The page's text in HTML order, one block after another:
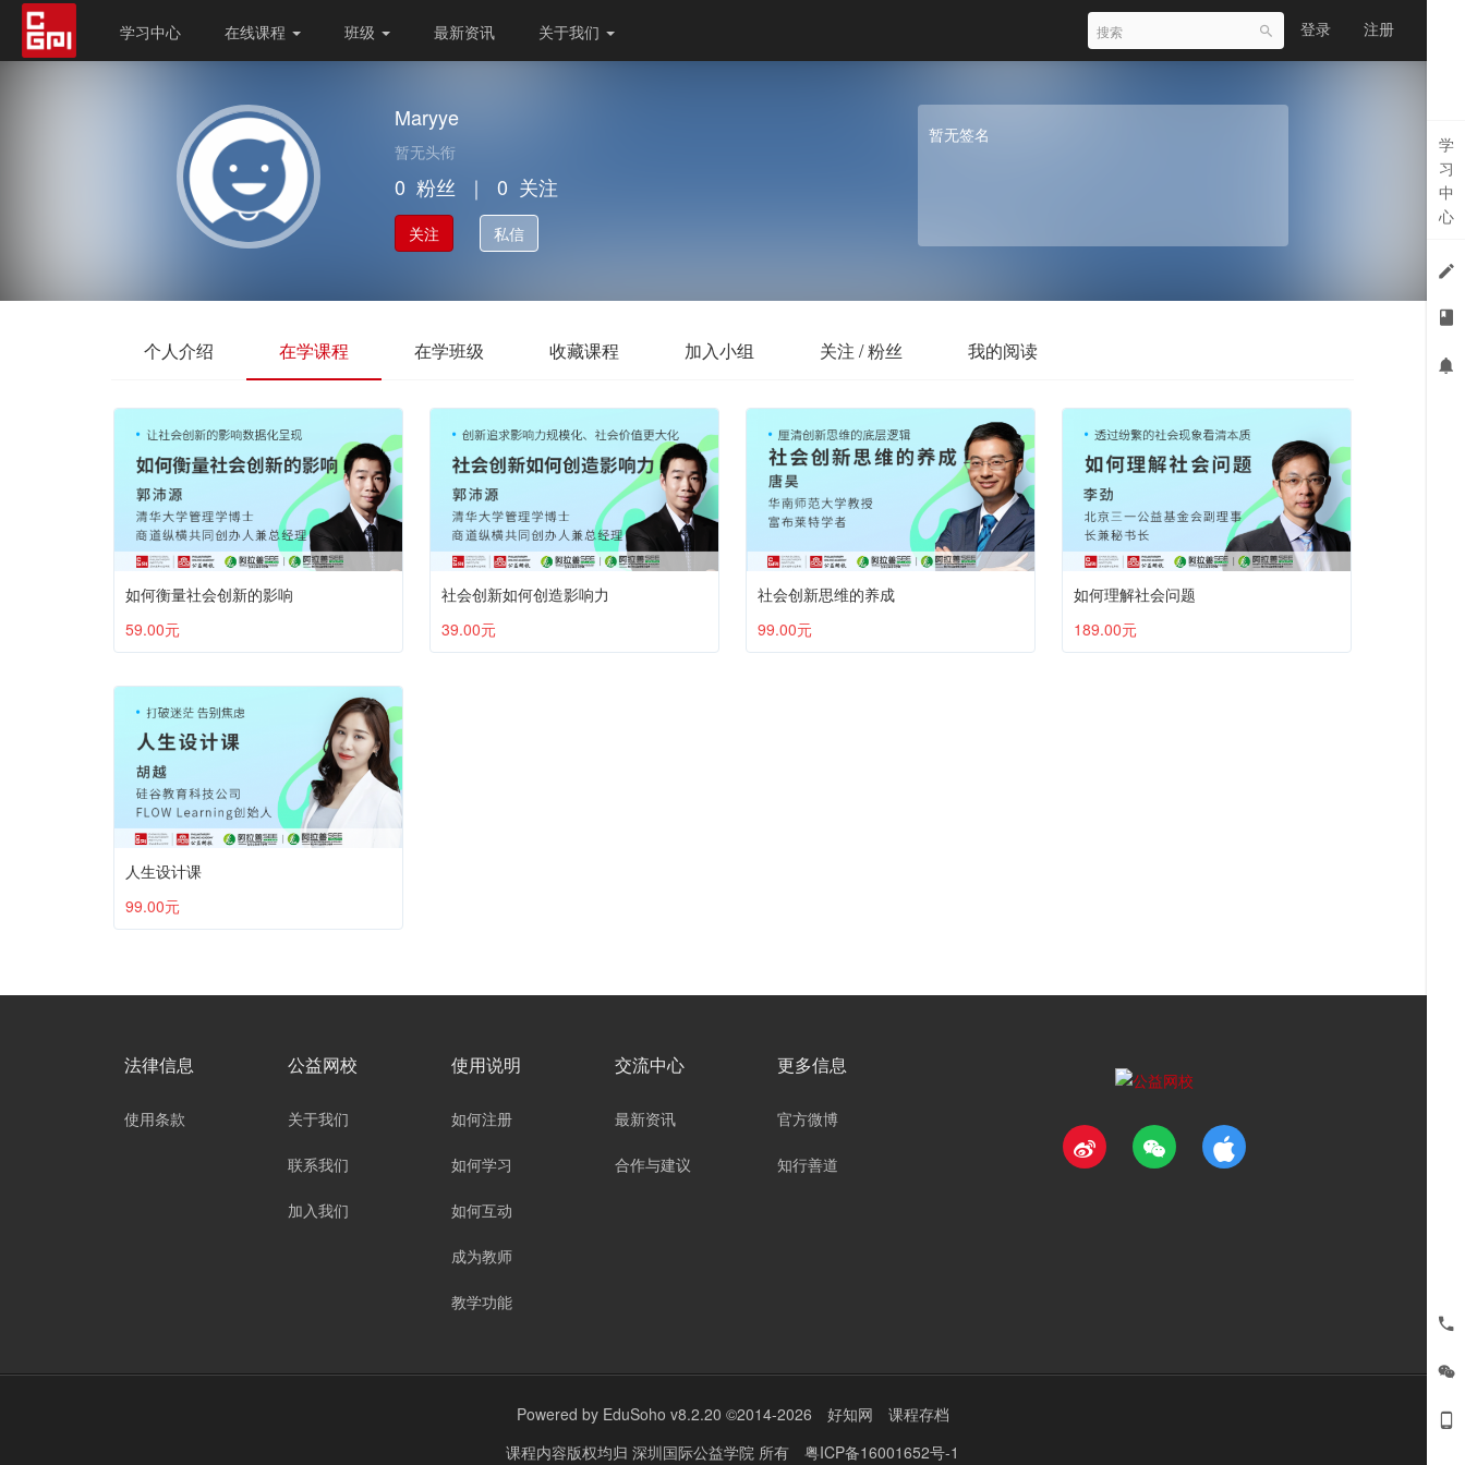
学习中心 在线课程 班级 最新资讯 关于我们 登录 注册
Maryye
暂无头衔
0 粉丝 ｜ 0 关注
关注 私信
暂无签名
个人介绍 在学课程 在学班级 收藏课程 加入小组 关注 / 粉丝 我的阅读
如何衡量社会创新的影响
59.00元
社会创新如何创造影响力
39.00元
社会创新思维的养成
99.00元
如何理解社会问题
189.00元
人生设计课
99.00元
法律信息
使用条款
公益网校
关于我们
联系我们
加入我们
使用说明
如何注册
如何学习
如何互动
成为教师
教学功能
交流中心
最新资讯
合作与建议
更多信息
官方微博
知行善道
Powered by EduSoho v8.2.20 ©2014-2026 好知网
课程存档
课程内容版权均归 深圳国际公益学院 所有 粤ICP备16001652号-1
学
习
中
心